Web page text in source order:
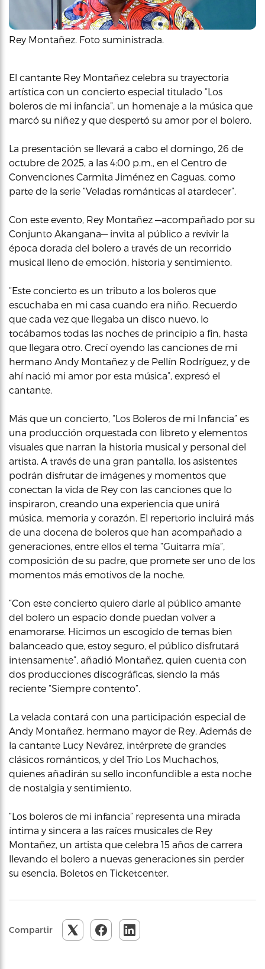
Rey Montañez. Foto suministrada.
El cantante Rey Montañez celebra su trayectoria
artística con un concierto especial titulado “Los
boleros de mi infancia”, un homenaje a la música que
marcó su niñez y que despertó su amor por el bolero.
La presentación se llevará a cabo el domingo, 26 de
octubre de 2025, a las 4:00 p.m., en el Centro de
Convenciones Carmita Jiménez en Caguas, como
parte de la serie “Veladas románticas al atardecer”.
Con este evento, Rey Montañez —acompañado por su
Conjunto Akangana— invita al público a revivir la
época dorada del bolero a través de un recorrido
musical lleno de emoción, historia y sentimiento.
“Este concierto es un tributo a los boleros que
escuchaba en mi casa cuando era niño. Recuerdo
que cada vez que llegaba un disco nuevo, lo
tocábamos todas las noches de principio a fin, hasta
que llegara otro. Crecí oyendo las canciones de mi
hermano Andy Montañez y de Pellín Rodríguez, y de
ahí nació mi amor por esta música”, expresó el
cantante.
Más que un concierto, “Los Boleros de mi Infancia” es
una producción orquestada con libreto y elementos
visuales que narran la historia musical y personal del
artista. A través de una gran pantalla, los asistentes
podrán disfrutar de imágenes y momentos que
conectan la vida de Rey con las canciones que lo
inspiraron, creando una experiencia que unirá
música, memoria y corazón. El repertorio incluirá más
de una docena de boleros que han acompañado a
generaciones, entre ellos el tema “Guitarra mía”,
composición de su padre, que promete ser uno de los
momentos más emotivos de la noche.
“Con este concierto quiero darle al público amante
del bolero un espacio donde puedan volver a
enamorarse. Hicimos un escogido de temas bien
balanceado que, estoy seguro, el público disfrutará
intensamente”, añadió Montañez, quien cuenta con
dos producciones discográficas, siendo la más
reciente “Siempre contento”.
La velada contará con una participación especial de
Andy Montañez, hermano mayor de Rey. Además de
la cantante Lucy Nevárez, intérprete de grandes
clásicos románticos, y del Trío Los Muchachos,
quienes añadirán su sello inconfundible a esta noche
de nostalgia y sentimiento.
“Los boleros de mi infancia” representa una mirada
íntima y sincera a las raíces musicales de Rey
Montañez, un artista que celebra 15 años de carrera
llevando el bolero a nuevas generaciones sin perder
su esencia. Boletos en Ticketcenter.
Compartir